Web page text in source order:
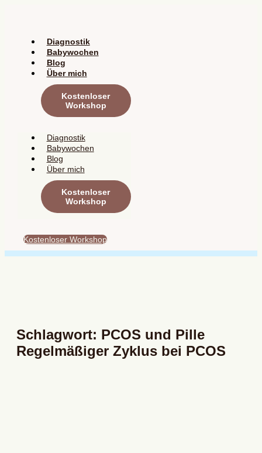
Diagnostik
Babywochen
Blog
Über mich
Kostenloser
Workshop
Diagnostik
Babywochen
Blog
Über mich
Kostenloser
Workshop
Kostenloser Workshop
Schlagwort: PCOS und Pille
Regelmäßiger Zyklus bei PCOS